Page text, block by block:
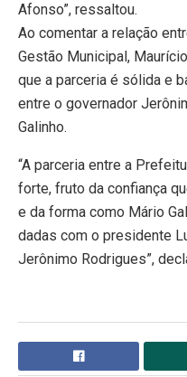
Afonso”, ressaltou.
Ao comentar a relação
Gestão Municipal,
que a parceria é sólida e
entre o governador
Galinho.
“A parceria entre a
forte, fruto da confiança
e da forma como Mário
dadas com o presidente
Jerônimo Rodrigues”,